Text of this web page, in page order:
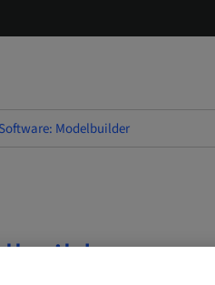
Modelbuilder